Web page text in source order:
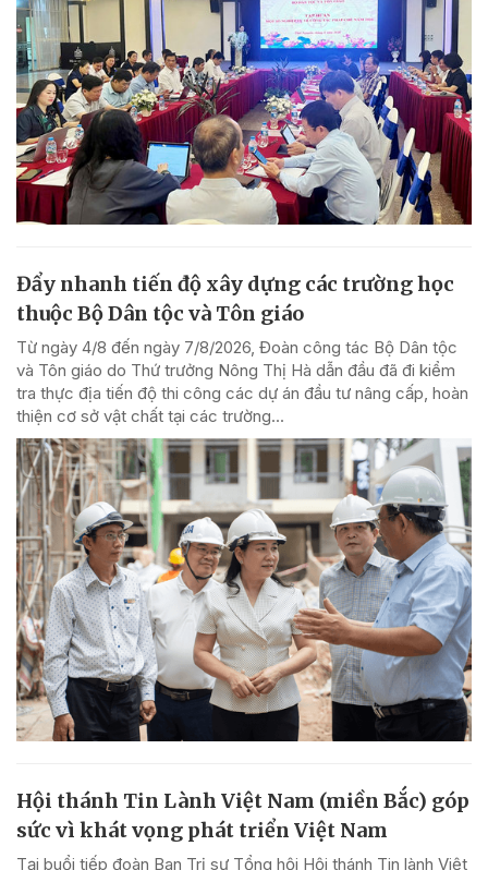
Đẩy nhanh tiến độ xây dựng các trường học
thuộc Bộ Dân tộc và Tôn giáo
Từ ngày 4/8 đến ngày 7/8/2026, Đoàn công tác Bộ Dân tộc
và Tôn giáo do Thứ trưởng Nông Thị Hà dẫn đầu đã đi kiểm
tra thực địa tiến độ thi công các dự án đầu tư nâng cấp, hoàn
thiện cơ sở vật chất tại các trường...
Hội thánh Tin Lành Việt Nam (miền Bắc) góp
sức vì khát vọng phát triển Việt Nam
Tại buổi tiếp đoàn Ban Trị sự Tổng hội Hội thánh Tin lành Việt